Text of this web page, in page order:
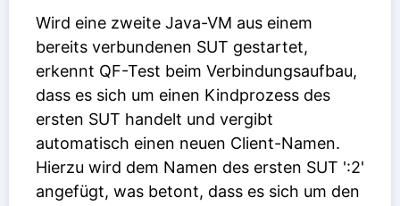
Wird eine zweite Java-VM aus einem
bereits verbundenen SUT gestartet,
erkennt QF-Test beim Verbindungsaufbau,
dass es sich um einen Kindprozess des
ersten SUT handelt und vergibt
automatisch einen neuen Client-Namen.
Hierzu wird dem Namen des ersten SUT ':2'
angefügt, was betont, dass es sich um den